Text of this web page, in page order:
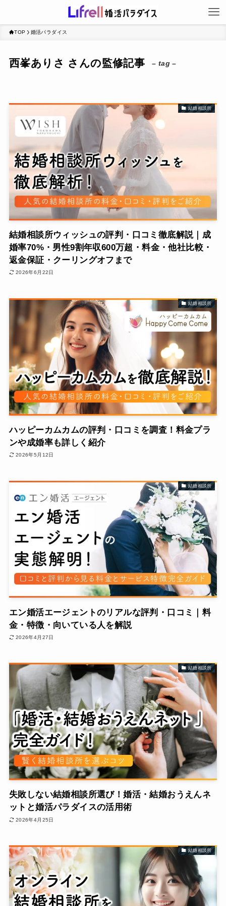
TOP 婚活パラダイス
西峯ありさ さんの監修記事 – tag –
結婚相談所
結婚相談所ウィッシュの評判・口コミ徹底解説｜成
婚率70%・男性9割年収600万超・料金・他社比較・
返金保証・クーリングオフまで
2026年6月22日
結婚相談所
ハッピーカムカムの評判・口コミを調査！料金プラ
ンや成婚率も詳しく紹介
2026年5月12日
結婚相談所
エン婚活エージェントのリアルな評判・口コミ｜料
金・特徴・向いている人を解説
2026年4月27日
結婚相談所
失敗しない結婚相談所選び！婚活・結婚おうえんネ
ットと婚活パラダイスの活用術
2026年4月25日
結婚相談所